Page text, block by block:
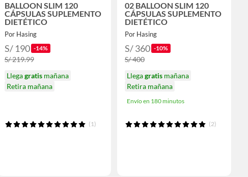
BALLOON SLIM 120
CÁPSULAS SUPLEMENTO
DIETÉTICO
Por Hasing
S/ 190 -14%
S/ 219.99
Llegagratismañana
Retira mañana
(1)
02 BALLOON SLIM 120
CÁPSULAS SUPLEMENTO
DIETÉTICO
Por Hasing
S/ 360 -10%
S/ 400
Llegagratismañana
Retira mañana
Envío en 180 minutos
(2)